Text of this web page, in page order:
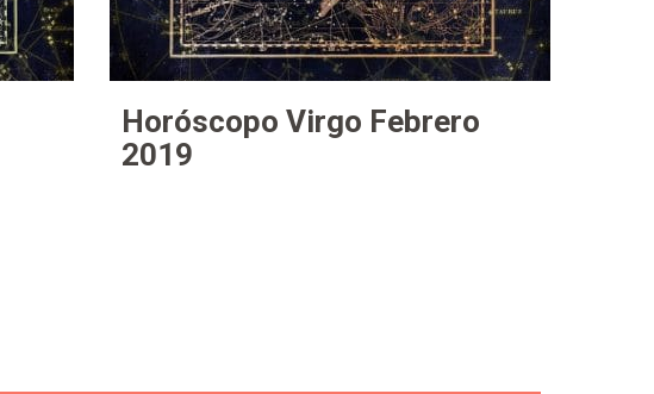
Horóscopo Virgo Febrero
2019